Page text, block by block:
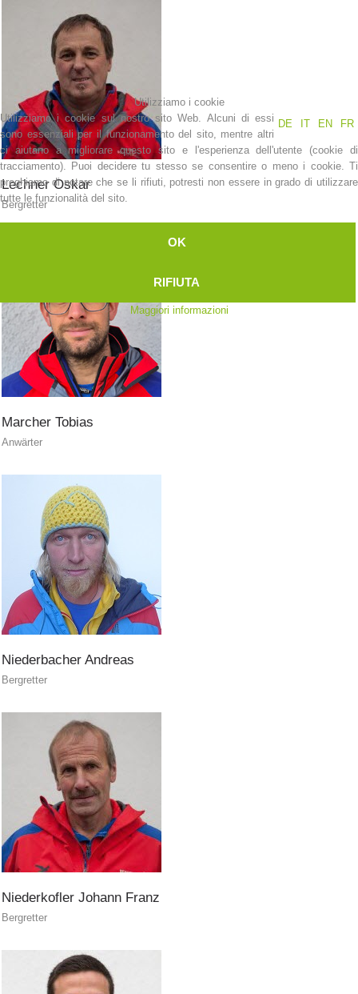
Elisoccorso
Soccorritore in loco
Lechner Oskar
Bergretter
Marcher Tobias
Anwärter
Niederbacher Andreas
Bergretter
Niederkofler Johann Franz
Bergretter
Utilizziamo i cookie
DE
IT EN FR
Utilizziamo i cookie sul nostro sito Web. Alcuni di essi
sono essenziali per il funzionamento del sito, mentre altri
ci aiutano a migliorare questo sito e l'esperienza dell'utente (cookie di
tracciamento). Puoi decidere tu stesso se consentire o meno i cookie. Ti
preghiamo di notare che se li rifiuti, potresti non essere in grado di utilizzare
tutte le funzionalità del sito.
OK
RIFIUTA
Maggiori informazioni